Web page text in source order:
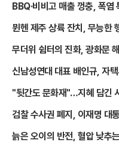
BBQ·비비고 매출 껑충, 폭염
뮌헨 제주 상륙 잔치, 무능한
무더위 쉼터의 진화, 광화문
신남성연대 대표 배인규, 자
"뒷간도 문화재"…지혜 담긴
검찰 수사권 폐지, 이재명 대
늙은 오이의 반전, 혈압 낮추